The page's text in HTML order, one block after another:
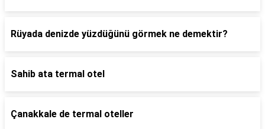
Rüyada denizde yüzdüğünü görmek ne demektir?
Sahib ata termal otel
Çanakkale de termal oteller